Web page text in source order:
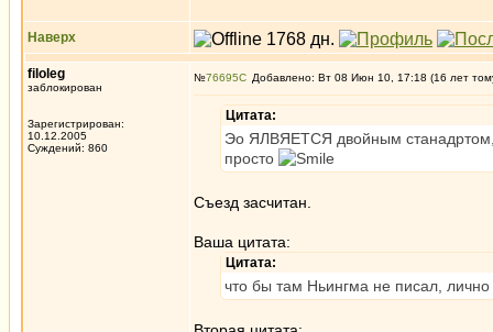
Наверх
filoleg
заблокирован
Зарегистрирован:
10.12.2005
Суждений: 860
№76695 Добавлено: Вт 08 Июн 10, 17:18 (16 лет
Цитата:
Эо ЯЛВЯЕТСЯ двойным станадртом,
просто
Съезд засчитан.
Ваша цитата:
Цитата:
что бы там Ньингма не писал,